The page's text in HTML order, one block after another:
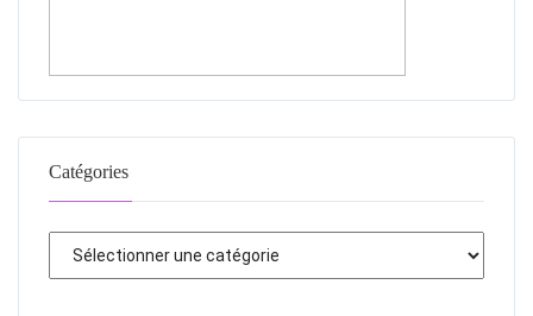
Catégories